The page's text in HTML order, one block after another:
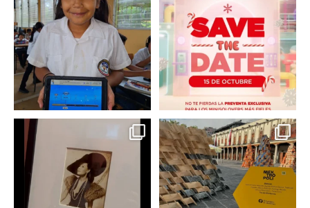
muchas niñas y
adolescentes...
0 0
llegó a @minisomexico...
2 0
Hoy sábado 28 de
septiembre se inauguró
en...
2 0
Este fin de semana no te
pierdas @mextropoli, el...
2 0